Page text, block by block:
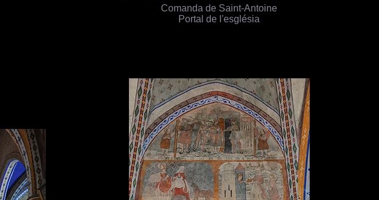
Comanda de Saint-Antoine
Portal de l'església